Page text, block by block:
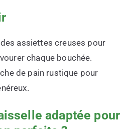
assiettes creuses pour
chaque bouchée.
de pain rustique pour
adaptée pour